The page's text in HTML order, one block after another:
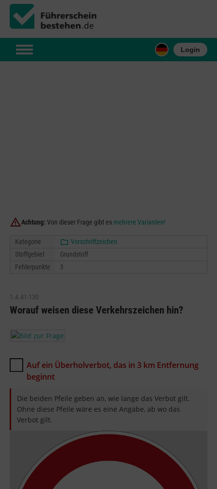
Login
Achtung: Von dieser Frage gibt es mehrere Varianten!
Kategorie
Vorschriftzeichen
Stoffgebiet
Grundstoff
Fehlerpunkte
3
1.4.41-130
Worauf weisen diese Verkehrszeichen hin?
Auf ein Überholverbot, das in 3 km Entfernung
beginnt
Die beiden Pfeile geben an, wie lange das Verbot gilt.
Ohne diese Pfeile wäre es eine Angabe, ab wo das
Verbot gilt.